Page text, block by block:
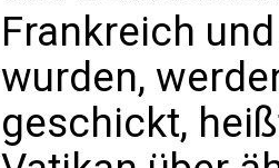
Frankreich
wurden,
geschickt,